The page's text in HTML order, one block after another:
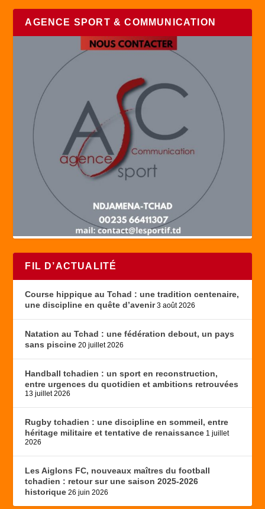
AGENCE SPORT & COMMUNICATION
FIL D’ACTUALITÉ
Course hippique au Tchad : une tradition centenaire,
une discipline en quête d’avenir 3 août 2026
Natation au Tchad : une fédération debout, un pays
sans piscine 20 juillet 2026
Handball tchadien : un sport en reconstruction,
entre urgences du quotidien et ambitions retrouvées
13 juillet 2026
Rugby tchadien : une discipline en sommeil, entre
héritage militaire et tentative de renaissance 1 juillet
2026
Les Aiglons FC, nouveaux maîtres du football
tchadien : retour sur une saison 2025-2026
historique 26 juin 2026